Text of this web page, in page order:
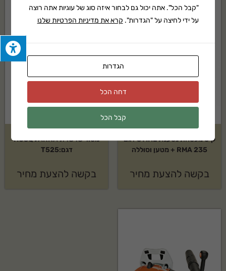
קיט מכסחת נטענת STIHL דגם
RMA 235 + מטען וסוללה
בקשה להצעת מחיר
מסור שרשרת HUSQVARNA
דגם:T525
בקשה להצעת מחיר
"קבל הכל". אתה יכול גם לבחור איזה סוג של עוגיות אתה רוצה
על ידי לחיצה על "הגדרות". קרא את מדיניות הפרטיות שלנו
הגדרות
דחה הכל
קבל הכל